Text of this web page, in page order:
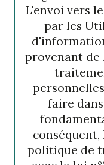
L'envoi vers
par les
provenant de
faire
politique de